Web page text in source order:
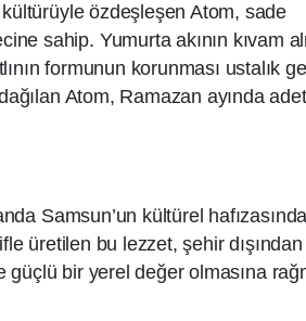
özdeşleşen Atom, sade
sahip. Yumurta akının kıvam
formunun korunması ustalık
Atom, Ramazan ayında
Samsun’un kültürel
üretilen bu lezzet, şehir
bir yerel değer olmasına